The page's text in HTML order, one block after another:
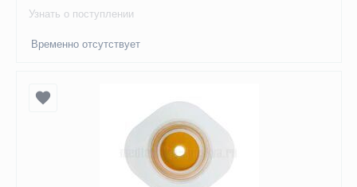
Узнать о поступлении
Временно отсутствует